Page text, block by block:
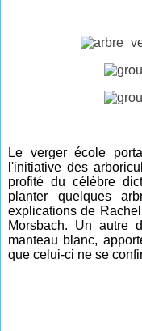
Le verger école
l'initiative des
profité du célèbre
planter quelques
explications de
Morsbach. Un autre
manteau blanc,
que celui-ci ne se